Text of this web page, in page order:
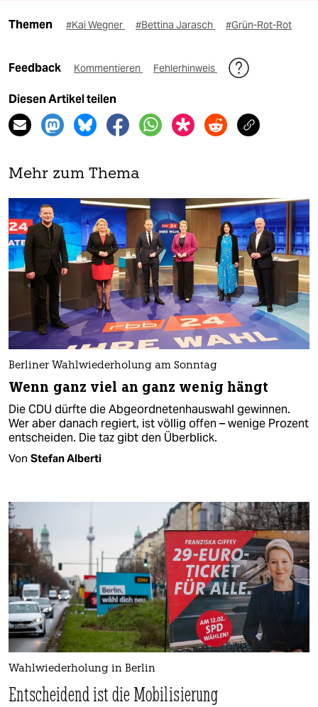
Themen #Kai Wegner #Bettina Jarasch #Grün-Rot-Rot
Feedback Kommentieren Fehlerhinweis
Diesen Artikel teilen
Mehr zum Thema
Berliner Wahlwiederholung am Sonntag
Wenn ganz viel an ganz wenig hängt
Die CDU dürfte die Abgeordnetenhauswahl gewinnen.
Wer aber danach regiert, ist völlig offen – wenige Prozent
entscheiden. Die taz gibt den Überblick.
Von Stefan Alberti
Wahlwiederholung in Berlin
Entscheidend ist die Mobilisierung